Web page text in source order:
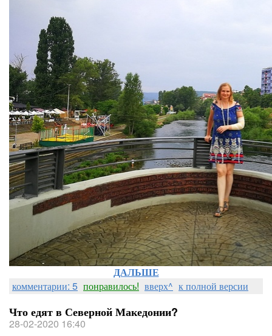
ДАЛЬШЕ
комментарии: 5 понравилось! вверх^ к полной версии
Что едят в Северной Македонии?
28-02-2020 16:40